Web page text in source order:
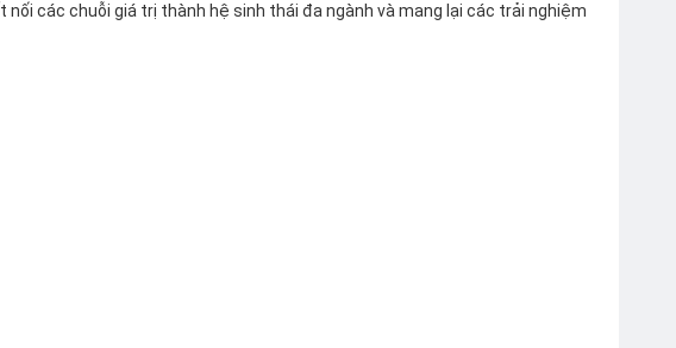
các chuỗi giá trị thành hệ sinh thái đa ngành và mang lại các trải nghiệm